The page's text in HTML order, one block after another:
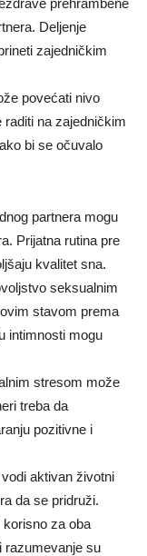
prehrambene
Deljenje
zajedničkim
povećati nivo
raditi na zajedničkim
bi se očuvalo
partnera mogu
Prijatna rutina pre
kvalitet sna.
seksualnim
stavom prema
intimnosti mogu
stresom može
treba da
pozitivne i
aktivan životni
da se pridruži.
korisno za oba
razumevanje su